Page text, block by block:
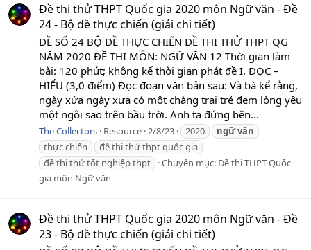
Đề thi thử THPT Quốc gia 2020 môn Ngữ văn - Đề
24 - Bộ đề thực chiến (giải chi tiết)
ĐỀ SỐ 24 BỘ ĐỀ THỰC CHIẾN ĐỀ THI THỬ THPT QG
NĂM 2020 ĐỀ THI MÔN: NGỮ VĂN 12 Thời gian làm
bài: 120 phút; không kể thời gian phát đề I. ĐỌC –
HIỂU (3,0 điểm) Đọc đoạn văn bản sau: Và bà kể rằng,
ngày xửa ngày xưa có một chàng trai trẻ đem lòng yêu
một ngôi sao trên bầu trời. Anh ta đứng bên...
The Collectors Resource 2/8/23 2020 ngữvăn
thực chiến
đề thi thử thpt quốc gia
đề thi thử tốt nghiệp thpt
Chuyên mục:Đề thi THPT Quốc
gia môn Ngữ văn
Đề thi thử THPT Quốc gia 2020 môn Ngữ văn - Đề
23 - Bộ đề thực chiến (giải chi tiết)